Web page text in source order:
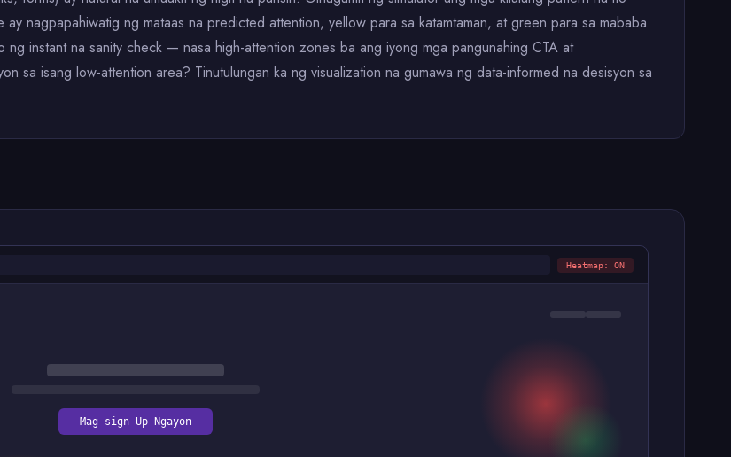
nagpapahiwatig ng mataas na predicted attention, yellow para sa katamtaman, at green para sa mababa.
ng instant na sanity check — nasa high-attention zones ba ang iyong mga pangunahing CTA at
sa isang low-attention area? Tinutulungan ka ng visualization na gumawa ng data-informed na desisyon sa
Heatmap: ON
Mag-sign Up Ngayon